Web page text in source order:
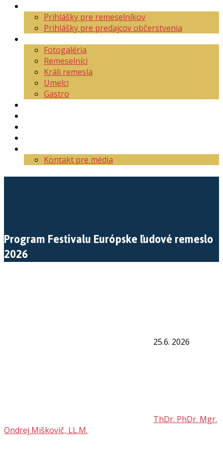
Prihlášky pre remeselníkov
Prihlášky pre predajcov občerstvenia
Fotogaléria
Remeselníci
Králi remesla
Umelci
Gastro
Kontakt pre média
Program Festivalu Európske ľudové remeslo
2026
25.6. 2026
ThDr. PhDr. Mgr.
Ondrej Miškovič, LL.M.